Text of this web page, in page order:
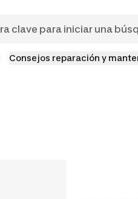
Consejos reparación y